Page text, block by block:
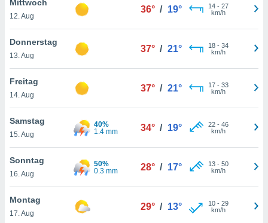
finden
. Sie
jederzeit
Rand
Mittwoch
12. Aug
36° / 19° 14- 27
km/h
Donnerstag
13. Aug
37° / 21° 18- 34
km/h
Freitag
14. Aug
37° / 21° 17- 33
km/h
Samstag
15. Aug
40%
1.4 mm
34° / 19° 22- 46
km/h
Sonntag
16. Aug
50%
0.3 mm
28° / 17° 13- 50
km/h
Montag
17. Aug
29° / 13° 10- 29
km/h